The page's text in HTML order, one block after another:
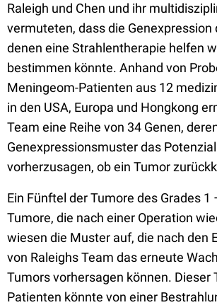
Raleigh und Chen und ihr
vermuteten, dass die Genexpression
denen eine Strahlentherapie helfen
bestimmen könnte. Anhand von
Meningeom-Patienten aus 12
in den USA, Europa und Hongkong
Team eine Reihe von 34 Genen,
Genexpressionsmuster das
vorherzusagen, ob ein Tumor
Ein Fünftel der Tumore des Grades 1
Tumore, die nach einer Operation
wiesen die Muster auf, die nach den
von Raleighs Team das erneute
Tumors vorhersagen können. Dieser
Patienten könnte von einer